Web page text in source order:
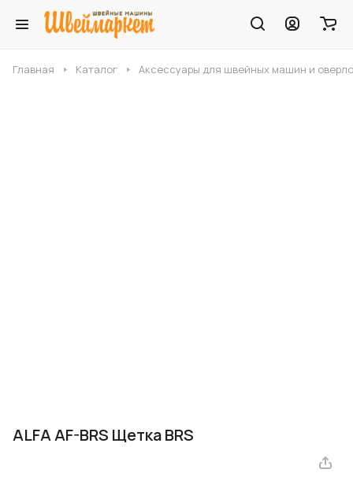
Главная Каталог Аксессуары для швейных машин и
ALFA AF-BRS Щетка BRS